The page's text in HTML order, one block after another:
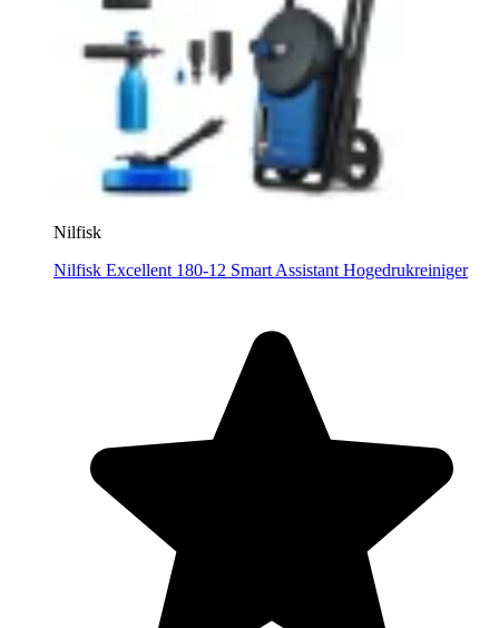
Nilfisk
Nilfisk Excellent 180-12 Smart Assistant Hogedrukreiniger